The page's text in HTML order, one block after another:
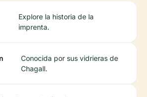
Explore la historia de la
imprenta.
Conocida por sus vidrieras de
Chagall.